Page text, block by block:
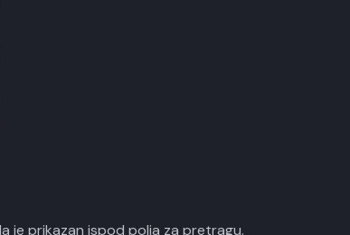
je prikazan ispod polja za pretragu.